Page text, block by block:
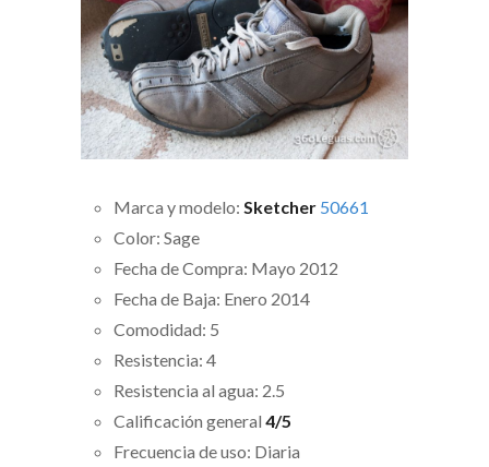
Marca y modelo: Sketcher 50661
Color: Sage
Fecha de Compra: Mayo 2012
Fecha de Baja: Enero 2014
Comodidad: 5
Resistencia: 4
Resistencia al agua: 2.5
Calificación general 4/5
Frecuencia de uso: Diaria